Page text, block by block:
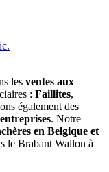
les ventes aux
: Faillites,
également des
. Notre
en Belgique et
le Brabant Wallon à